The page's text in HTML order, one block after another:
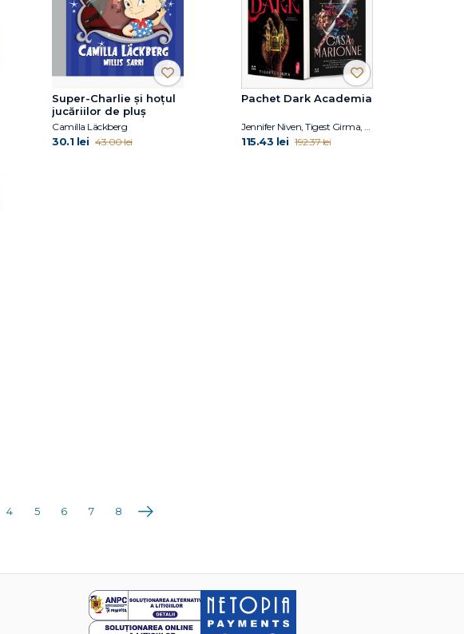
Super-Charlie și hoțul
jucăriilor de pluș
Camilla Läckberg
30.1 lei 43.00 lei
Pachet Dark Academia
115.43 lei 192.37 lei
4 5 6 7 8 Următoarea